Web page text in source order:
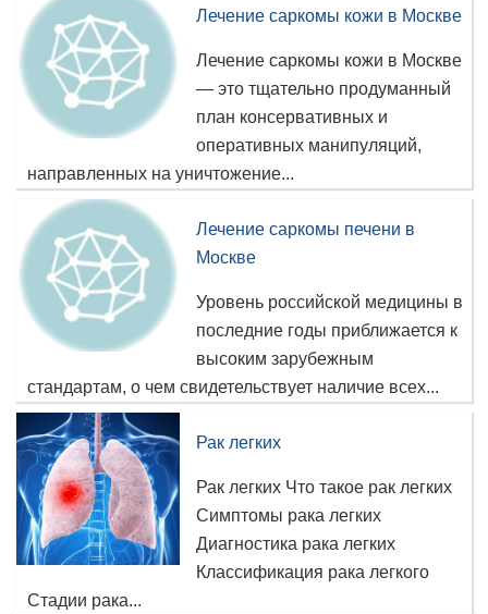
Лечение саркомы кожи в Москве
Лечение саркомы кожи в Москве
— это тщательно продуманный
план консервативных и
оперативных манипуляций,
направленных на уничтожение...
Лечение саркомы печени в
Москве
Уровень российской медицины в
последние годы приближается к
высоким зарубежным
стандартам, о чем свидетельствует наличие всех...
Рак легких
Рак легких Что такое рак легких
Симптомы рака легких
Диагностика рака легких
Классификация рака легкого
Стадии рака...